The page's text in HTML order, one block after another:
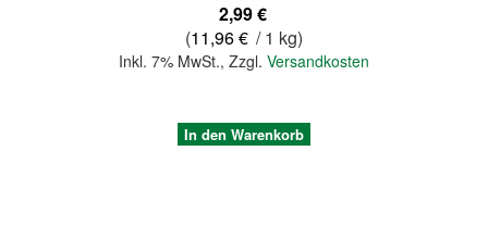
2,99 €
(11,96 € / 1 kg)
Inkl. 7% MwSt., Zzgl. Versandkosten
In den Warenkorb